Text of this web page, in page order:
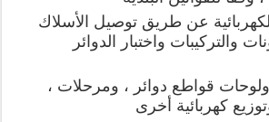
عن طريق توصيل الأسلاك
والتركيبات واختبار الدوائر
قواطع دوائر ، ومرحلات ،
كهربائية أخرى